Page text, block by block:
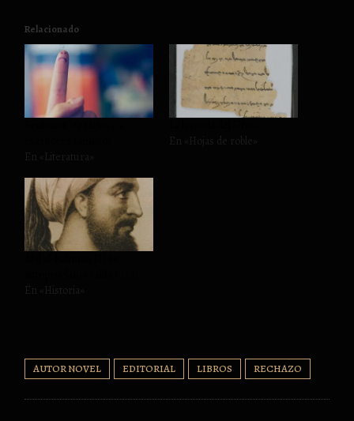
Relacionado
AUTOR NOVEL EDITORIAL LIBROS RECHAZO